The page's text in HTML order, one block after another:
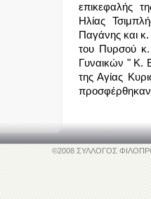
επικεφαλής
Ηλίας
Παγάνης και
του Πυρσού
Γυναικών " Κ.
της Αγίας
προσφέρθηκαν
©2008 ΣΥΛΛΟΓΟΣ